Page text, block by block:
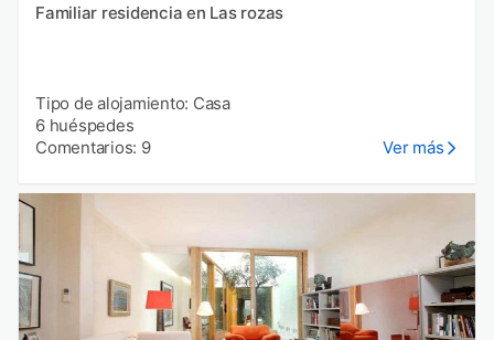
Familiar residencia en Las rozas
Tipo de alojamiento: Casa
6 huéspedes
Comentarios: 9
Ver más